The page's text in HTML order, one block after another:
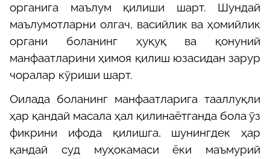
органига маълум қилиши шарт. Шундай
маълумотларни олгач, васийлик ва ҳомийлик
органи боланинг ҳуқуқ ва қонуний
манфаатларини ҳимоя қилиш юзасидан зарур
чоралар кўриши шарт.
Оилада боланинг манфаатларига тааллуқли
ҳар қандай масала ҳал қилинаётганда бола ўз
фикрини ифода қилишга, шунингдек ҳар
қандай суд муҳокамаси ёки маъмурий